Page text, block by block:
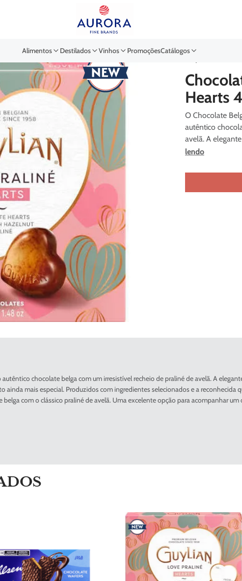
Alimentos Destilados Vinhos PromoçõesCatálogos
Hearts
O Chocolate
autêntico
avelã. A
lendo
chocolate belga com um irresistível recheio de praliné de avelã. A
mais especial. Produzidos com ingredientes selecionados e a reconhecida
com o clássico praliné de avelã. Uma excelente opção para acompanhar